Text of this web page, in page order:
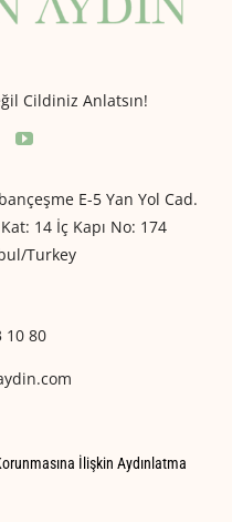
Cildiniz Anlatsın!
E-5 Yan Yol Cad.
14 İç Kapı No: 174
Turkey
10 80
İlişkin Aydınlatma